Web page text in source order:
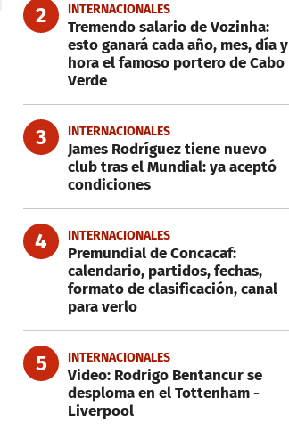
2 INTERNACIONALES
Tremendo salario de Vozinha:
esto ganará cada año, mes, día y
hora el famoso portero de Cabo
Verde
3 INTERNACIONALES
James Rodríguez tiene nuevo
club tras el Mundial: ya aceptó
condiciones
4 INTERNACIONALES
Premundial de Concacaf:
calendario, partidos, fechas,
formato de clasificación, canal
para verlo
5 INTERNACIONALES
Video: Rodrigo Bentancur se
desploma en el Tottenham -
Liverpool